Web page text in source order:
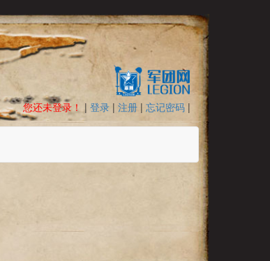
您还未登录！ | 登录 | 注册 | 忘记密码 |